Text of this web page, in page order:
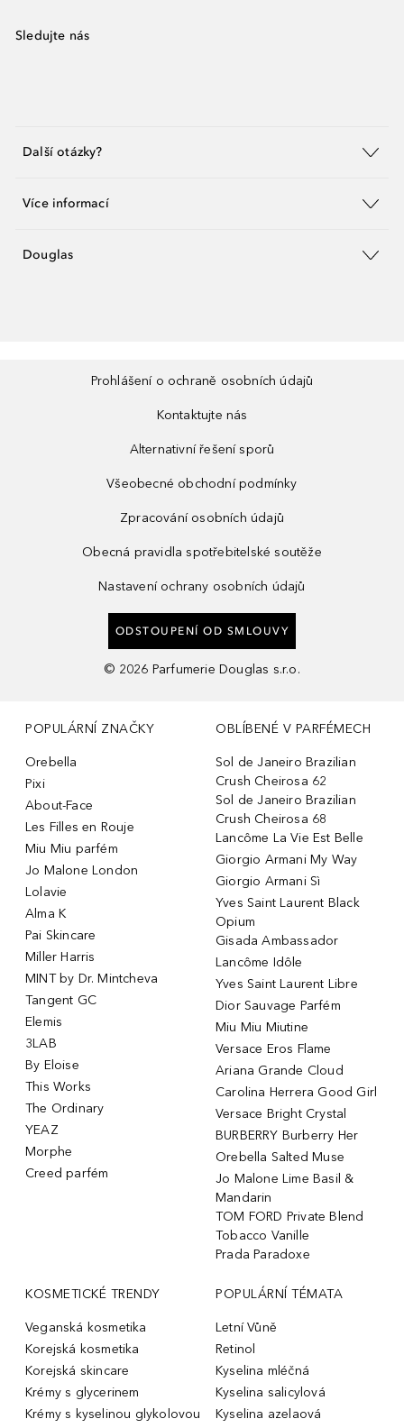
Sledujte nás
Další otázky?
Více informací
Douglas
Prohlášení o ochraně osobních údajů
Kontaktujte nás
Alternativní řešení sporů
Všeobecné obchodní podmínky
Zpracování osobních údajů
Obecná pravidla spotřebitelské soutěže
Nastavení ochrany osobních údajů
ODSTOUPENÍ OD SMLOUVY
© 2026 Parfumerie Douglas s.r.o.
POPULÁRNÍ ZNAČKY
Orebella
Pixi
About-Face
Les Filles en Rouje
Miu Miu parfém
Jo Malone London
Lolavie
Alma K
Pai Skincare
Miller Harris
MINT by Dr. Mintcheva
Tangent GC
Elemis
3LAB
By Eloise
This Works
The Ordinary
YEAZ
Morphe
Creed parfém
OBLÍBENÉ V PARFÉMECH
Sol de Janeiro Brazilian
Crush Cheirosa 62
Sol de Janeiro Brazilian
Crush Cheirosa 68
Lancôme La Vie Est Belle
Giorgio Armani My Way
Giorgio Armani Sì
Yves Saint Laurent Black
Opium
Gisada Ambassador
Lancôme Idôle
Yves Saint Laurent Libre
Dior Sauvage Parfém
Miu Miu Miutine
Versace Eros Flame
Ariana Grande Cloud
Carolina Herrera Good Girl
Versace Bright Crystal
BURBERRY Burberry Her
Orebella Salted Muse
Jo Malone Lime Basil &
Mandarin
TOM FORD Private Blend
Tobacco Vanille
Prada Paradoxe
KOSMETICKÉ TRENDY
Veganská kosmetika
Korejská kosmetika
Korejská skincare
Krémy s glycerinem
Krémy s kyselinou glykolovou
POPULÁRNÍ TÉMATA
Letní Vůně
Retinol
Kyselina mléčná
Kyselina salicylová
Kyselina azelaová